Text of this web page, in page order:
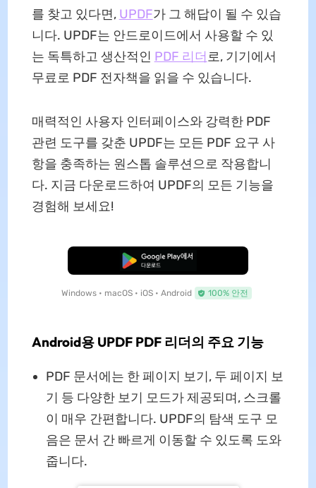
를 찾고 있다면, UPDF가 그 해답이 될 수 있습
니다. UPDF는 안드로이드에서 사용할 수 있
는 독특하고 생산적인 PDF 리더로, 기기에서
무료로 PDF 전자책을 읽을 수 있습니다.
매력적인 사용자 인터페이스와 강력한 PDF
관련 도구를 갖춘 UPDF는 모든 PDF 요구 사
항을 충족하는 원스톱 솔루션으로 작용합니
다. 지금 다운로드하여 UPDF의 모든 기능을
경험해 보세요!
무료로 다운로드
Windows • macOS • iOS • Android 100% 안전
Android용 UPDF PDF 리더의 주요 기능
PDF 문서에는 한 페이지 보기, 두 페이지 보
기 등 다양한 보기 모드가 제공되며, 스크롤
이 매우 간편합니다. UPDF의 탐색 도구 모
음은 문서 간 빠르게 이동할 수 있도록 도와
줍니다.